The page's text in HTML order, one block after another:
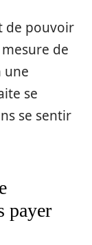
de pouvoir
de
une
se
se sentir
payer